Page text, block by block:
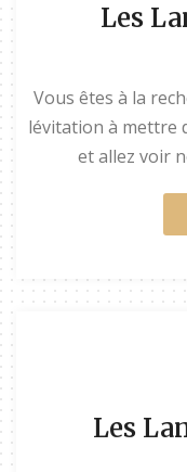
Les
Vous êtes à la
lévitation à mettre
et allez voir
Les